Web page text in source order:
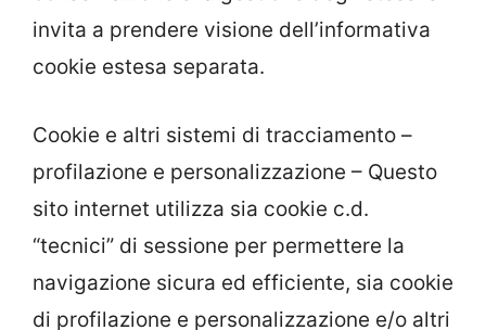
invita a prendere visione dell’informativa
cookie estesa separata.
Cookie e altri sistemi di tracciamento –
profilazione e personalizzazione – Questo
sito internet utilizza sia cookie c.d.
“tecnici” di sessione per permettere la
navigazione sicura ed efficiente, sia cookie
di profilazione e personalizzazione e/o altri